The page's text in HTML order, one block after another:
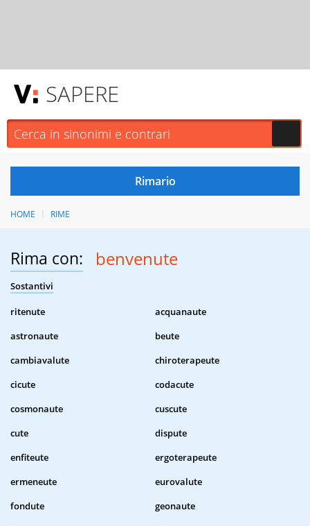
SAPERE
HOME RIME
Rima con: benvenute
Sostantivi
ritenute
acquanaute
astronaute
beute
cambiavalute
chiroterapeute
cicute
codacute
cosmonaute
cuscute
cute
dispute
enfiteute
ergoterapeute
ermeneute
eurovalute
fondute
geonaute